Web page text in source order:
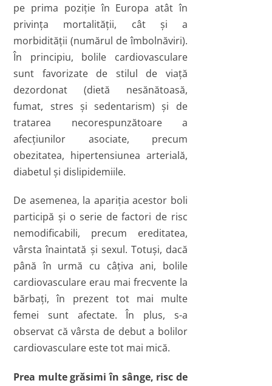
pe prima poziţie în Europa atât în
privinţa mortalităţii, cât şi a
morbidităţii (numărul de îmbolnăviri).
În principiu, bolile cardiovasculare
sunt favorizate de stilul de viaţă
dezordonat (dietă nesănătoasă,
fumat, stres şi sedentarism) şi de
tratarea necorespunzătoare a
afecţiunilor asociate, precum
obezitatea, hipertensiunea arterială,
diabetul şi dislipidemiile.
De asemenea, la apariţia acestor boli
participă şi o serie de factori de risc
nemodificabili, precum ereditatea,
vârsta înaintată şi sexul. Totuşi, dacă
până în urmă cu câţiva ani, bolile
cardiovasculare erau mai frecvente la
bărbaţi, în prezent tot mai multe
femei sunt afectate. În plus, s-a
observat că vârsta de debut a bolilor
cardiovasculare este tot mai mică.
Prea multe grăsimi în sânge, risc de